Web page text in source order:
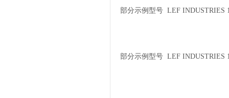
部分示例型号 LEF INDUSTRIES
部分示例型号 LEF INDUSTRIES